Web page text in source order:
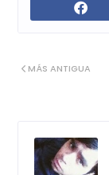
MÁS ANTIGUA